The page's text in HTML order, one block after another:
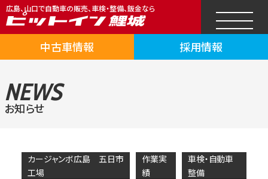
広島、山口で自動車の販売、車検・整備、鈑金なら
中古車情報 採用情報
NEWS
お知らせ
カージャンボ広島 五日市
工場
作業実
績
車検・自動車
整備